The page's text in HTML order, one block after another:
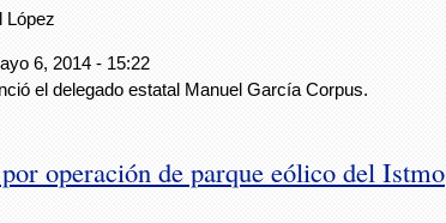
López
6, 2014 - 15:22
el delegado estatal Manuel García Corpus.
operación de parque eólico del Istmo